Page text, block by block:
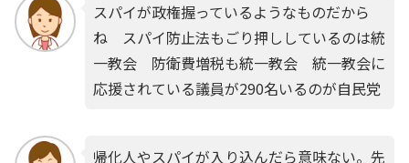
スパイが政権握っているようなものだから
ね スパイ防止法もごり押ししているのは統
一教会 防衛費増税も統一教会 統一教会に
応援されている議員が290名いるのが自民党
帰化人やスパイが入り込んだら意味ない。先